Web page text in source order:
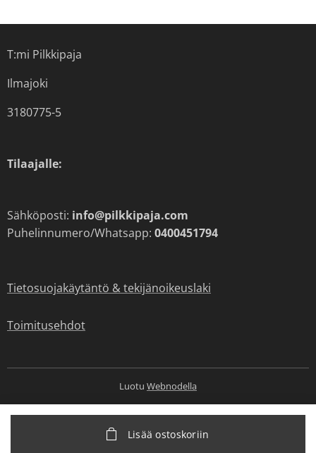
Lisää ostoskoriin
T:mi Pilkkipaja
Ilmajoki
3180775-5
Tilaajalle:
Sähköposti: info@pilkkipaja.com
Puhelinnumero/Whatsapp: 0400451794
Tietosuojakäytäntö & tekijänoikeuslaki
Toimitusehdot
Luotu Webnodella